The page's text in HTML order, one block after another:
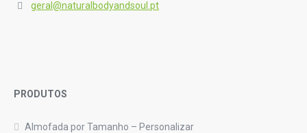
geral@naturalbodyandsoul.pt
PRODUTOS
Almofada por Tamanho – Personalizar